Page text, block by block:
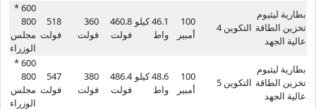
بطارية ليثيوم
تخزين الطاقة
عالية الجهد
التكوين 4
100
أمبير
46.1 كيلو
واط
460.8
فولت
360
فولت
518
فولت
600 *
800
مجلس
الوزراء
بطارية ليثيوم
تخزين الطاقة
عالية الجهد
التكوين 5
100
أمبير
48.6 كيلو
واط
486.4
فولت
380
فولت
547
فولت
600 *
800
مجلس
الوزراء